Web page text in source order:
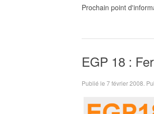
Prochain point
EGP 18 :
Publié le 7 février 2008 .